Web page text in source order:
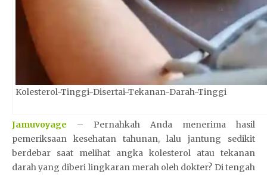
Kolesterol-Tinggi-Disertai-Tekanan-Darah-Tinggi
Jamuvoyage – Pernahkah Anda menerima hasil
pemeriksaan kesehatan tahunan, lalu jantung sedikit
berdebar saat melihat angka kolesterol atau tekanan
darah yang diberi lingkaran merah oleh dokter? SDi tengah